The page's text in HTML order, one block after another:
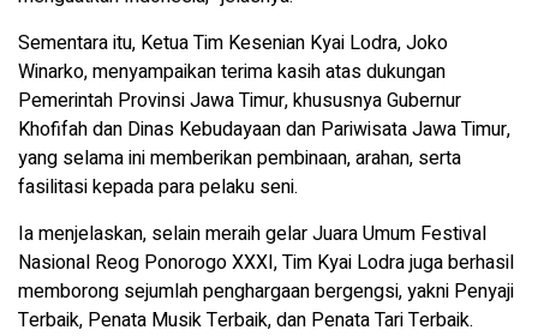
Sementara itu, Ketua Tim Kesenian Kyai Lodra, Joko
Winarko, menyampaikan terima kasih atas dukungan
Pemerintah Provinsi Jawa Timur, khususnya Gubernur
Khofifah dan Dinas Kebudayaan dan Pariwisata Jawa Timur,
yang selama ini memberikan pembinaan, arahan, serta
fasilitasi kepada para pelaku seni.
Ia menjelaskan, selain meraih gelar Juara Umum Festival
Nasional Reog Ponorogo XXXI, Tim Kyai Lodra juga berhasil
memborong sejumlah penghargaan bergengsi, yakni Penyaji
Terbaik, Penata Musik Terbaik, dan Penata Tari Terbaik.